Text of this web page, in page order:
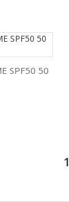
SPF50 50
1